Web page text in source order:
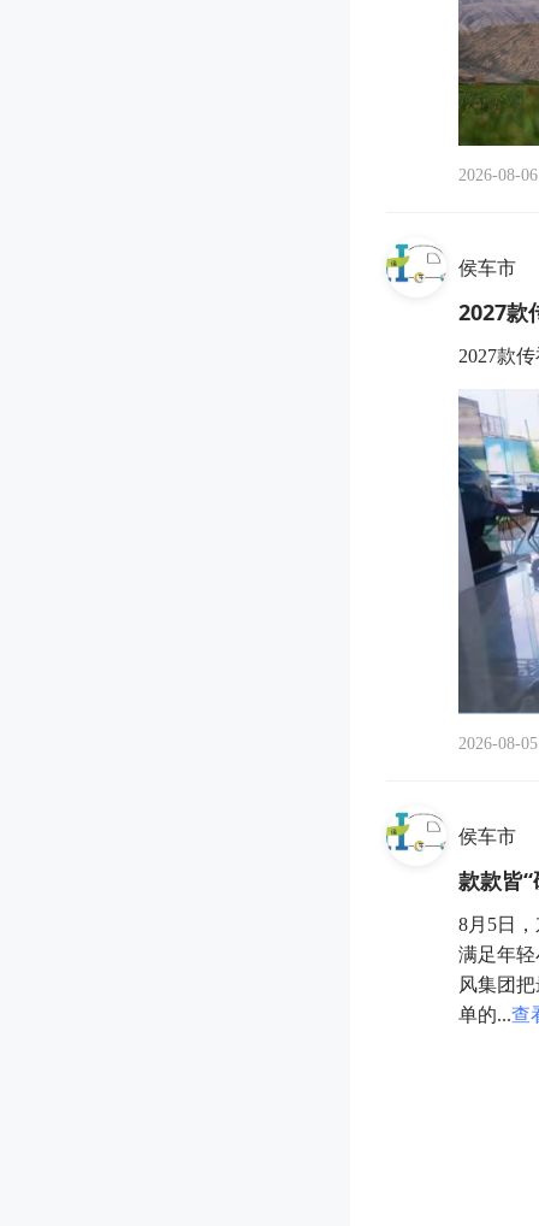
2026-08-06
侯车市
2027款
2027款
2026-08-05
侯车市
款款皆
8月5日
满足年
风集团
单的...查